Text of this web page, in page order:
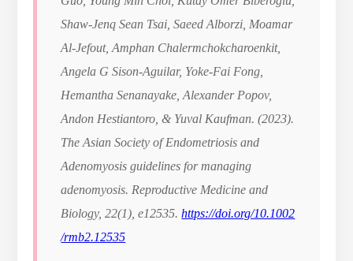
Shaw-Jenq Sean Tsai, Saeed Alborzi, Moamar
Al-Jefout, Amphan Chalermchokcharoenkit,
Angela G Sison-Aguilar, Yoke-Fai Fong,
Hemantha Senanayake, Alexander Popov,
Andon Hestiantoro, & Yuval Kaufman. (2023).
The Asian Society of Endometriosis and
Adenomyosis guidelines for managing
adenomyosis. Reproductive Medicine and
Biology,22(1), e12535.https://doi.org/10.1002
/rmb2.12535